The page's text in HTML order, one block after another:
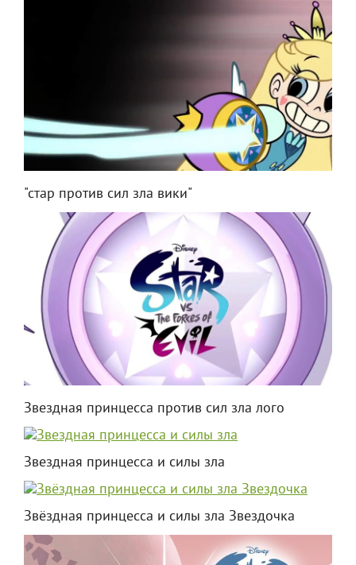
"стар против сил зла вики"
Звездная принцесса против сил зла лого
Звездная принцесса и силы зла
Звёздная принцесса и силы зла Звездочка